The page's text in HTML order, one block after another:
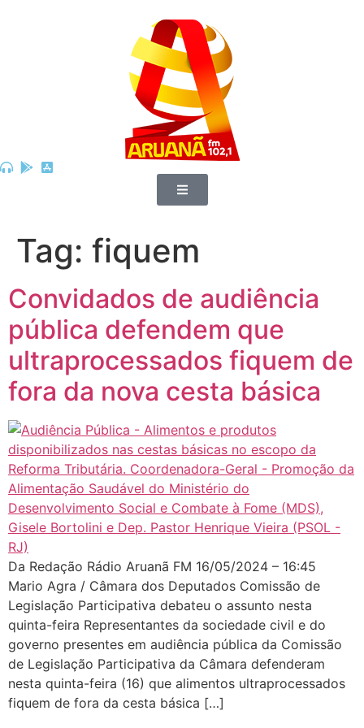
Tag: fiquem
Convidados de audiência
pública defendem que
ultraprocessados fiquem de
fora da nova cesta básica
Da Redação Rádio Aruanã FM 16/05/2024 – 16:45
Mario Agra / Câmara dos Deputados Comissão de
Legislação Participativa debateu o assunto nesta
quinta-feira Representantes da sociedade civil e do
governo presentes em audiência pública da Comissão
de Legislação Participativa da Câmara defenderam
nesta quinta-feira (16) que alimentos ultraprocessados
fiquem de fora da cesta básica […]